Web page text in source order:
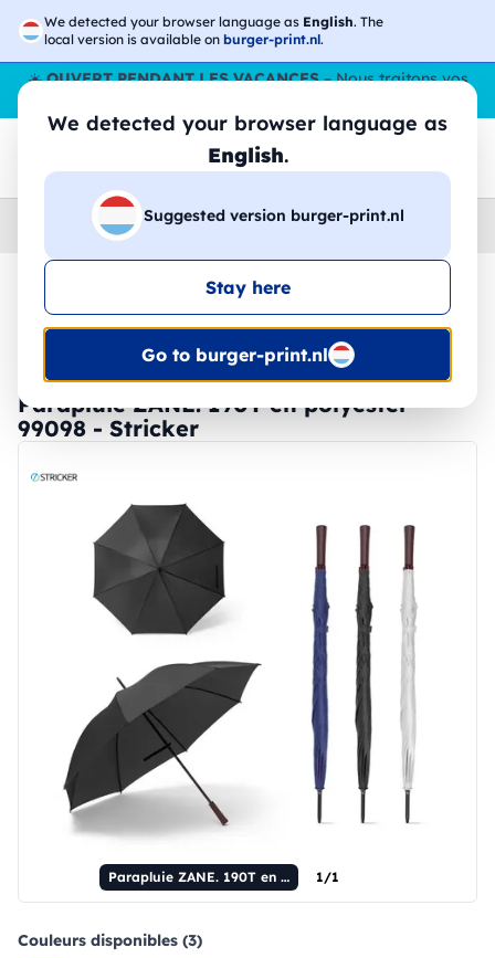
We detected your browser language as English. The
local version is available on burger-print.nl.
We detected your browser language as
English.
Suggested version burger-print.nl
Stay here
Go to burger-print.nl
☀️OUVERT PENDANT LES VACANCES– Nous traitons vos
Accessoires › parapluies-personnalises
🔥 Impression DTF à -30 %
Parapluie ZANE. 190T en polyester -
99098 - Stricker
Parapluie ZANE. 190T en polyester 1/1
Couleurs disponibles (3)